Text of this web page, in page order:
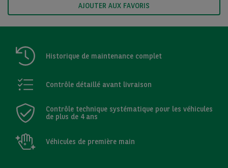
AJOUTER AUX FAVORIS
Historique de maintenance complet
Contrôle détaillé avant livraison
Contrôle technique systématique pour les véhicules
de plus de 4 ans
Véhicules de première main